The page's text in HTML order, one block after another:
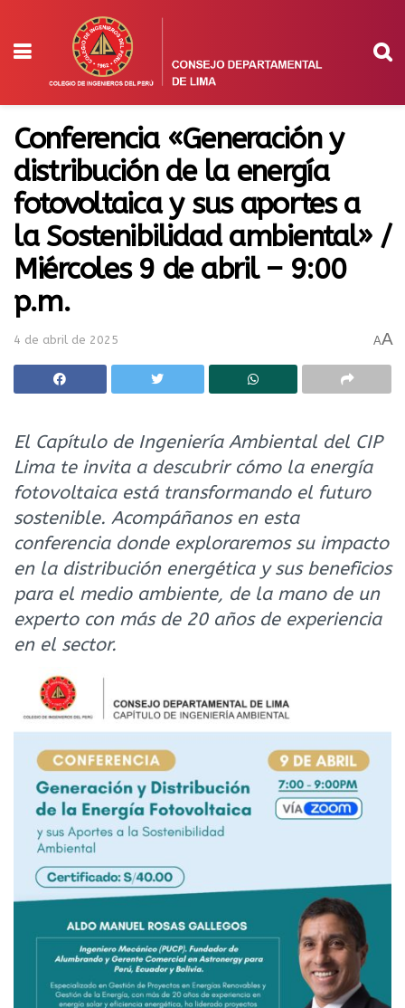
Conferencia «Generación y
distribución de la energía
fotovoltaica y sus aportes a
la Sostenibilidad ambiental» /
Miércoles 9 de abril – 9:00
p.m.
4 de abril de 2025 AA
El Capítulo de Ingeniería Ambiental del CIP
Lima te invita a descubrir cómo la energía
fotovoltaica está transformando el futuro
sostenible. Acompáñanos en esta
conferencia donde exploraremos su impacto
en la distribución energética y sus beneficios
para el medio ambiente, de la mano de un
experto con más de 20 años de experiencia
en el sector.